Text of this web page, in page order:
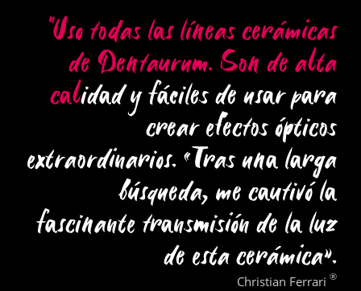
"Usotodaslaslíneascerámicas
deDentaurum.Sondealta
calidadyfácilesdeusarpara
crearefectosópticos
extraordinarios.«Trasunalarga
búsqueda,mecautivóla
fascinantetransmisióndelaluz
deestacerámica».
Christian Ferrari ®